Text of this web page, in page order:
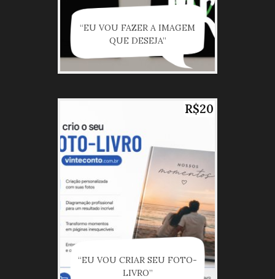
“EU VOU FAZER A IMAGEM
QUE DESEJA”
R$20
“EU VOU CRIAR SEU FOTO-
LIVRO”